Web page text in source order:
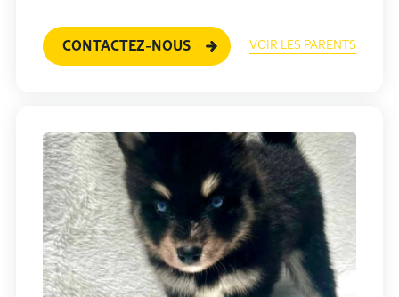
CONTACTEZ-NOUS VOIR LES PARENTS